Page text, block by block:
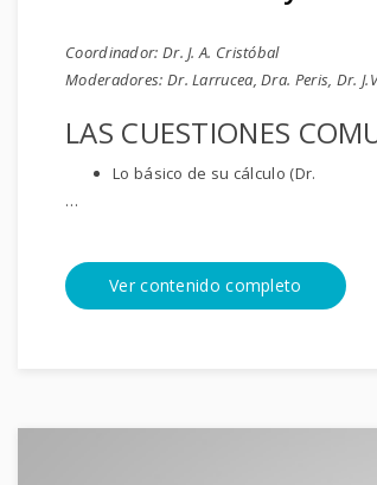
Coordinador: Dr. J. A. Cristóbal
Moderadores: Dr. Larrucea, Dra. Peris, Dr.
LAS CUESTIONES
Lo básico de su cálculo (Dr.
…
Ver contenido completo